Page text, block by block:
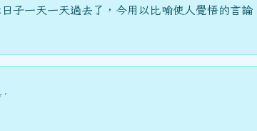
子一天一天過去了，今用以比喻使人覺悟的言論
ˊ